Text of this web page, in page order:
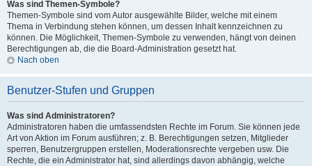
Was sind Themen-Symbole?
Themen-Symbole sind vom Autor ausgewählte Bilder, welche mit einem
Thema in Verbindung stehen können, um dessen Inhalt kennzeichnen zu
können. Die Möglichkeit, Themen-Symbole zu verwenden, hängt von deinen
Berechtigungen ab, die die Board-Administration gesetzt hat.
Nach oben
Benutzer-Stufen und Gruppen
Was sind Administratoren?
Administratoren haben die umfassendsten Rechte im Forum. Sie können jede
Art von Aktion im Forum ausführen; z. B. Berechtigungen setzen, Mitglieder
sperren, Benutzergruppen erstellen, Moderationsrechte vergeben usw. Die
Rechte, die ein Administrator hat, sind allerdings davon abhängig, welche